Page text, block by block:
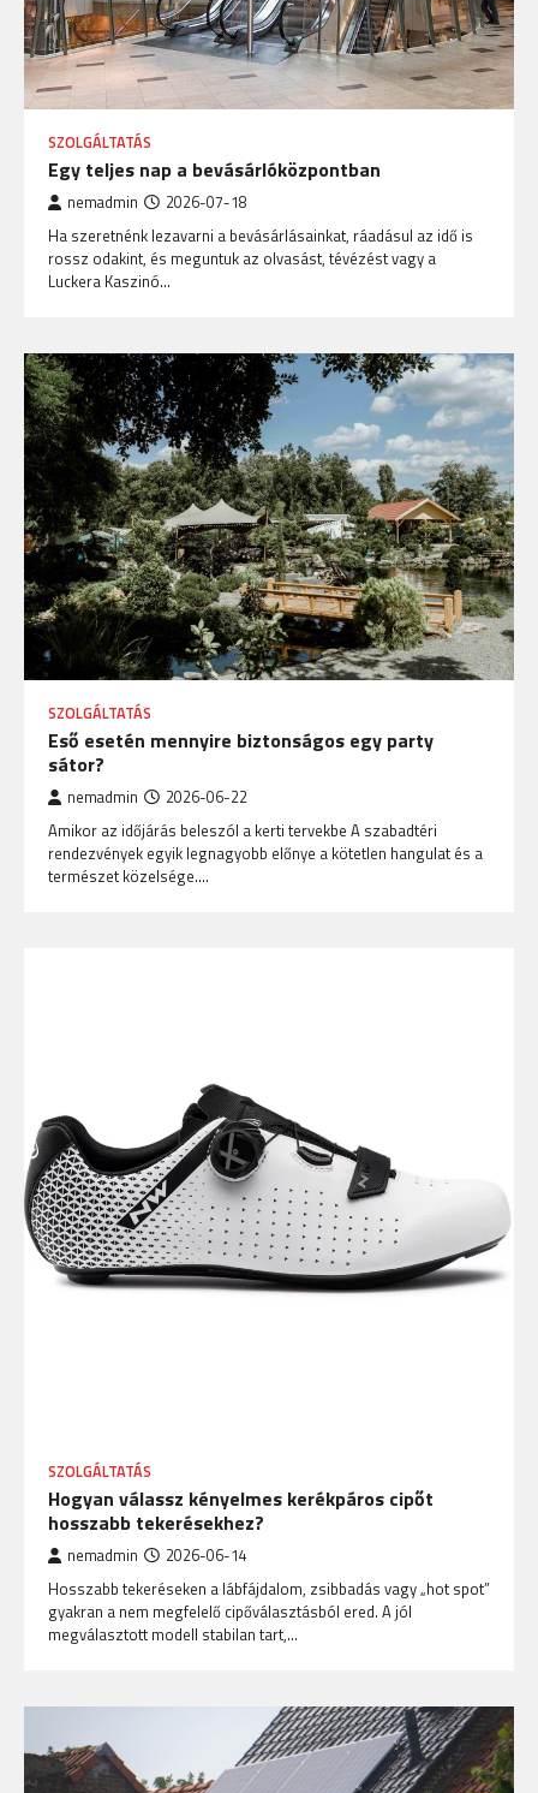
SZOLGÁLTATÁS
Egy teljes nap a bevásárlóközpontban
nemadmin 2026-07-18
Ha szeretnénk lezavarni a bevásárlásainkat, ráadásul az idő is
rossz odakint, és meguntuk az olvasást, tévézést vagy a
Luckera Kaszinó…
SZOLGÁLTATÁS
Eső esetén mennyire biztonságos egy party
sátor?
nemadmin 2026-06-22
Amikor az időjárás beleszól a kerti tervekbe A szabadtéri
rendezvények egyik legnagyobb előnye a kötetlen hangulat és a
természet közelsége.…
SZOLGÁLTATÁS
Hogyan válassz kényelmes kerékpáros cipőt
hosszabb tekerésekhez?
nemadmin 2026-06-14
Hosszabb tekeréseken a lábfájdalom, zsibbadás vagy „hot spot”
gyakran a nem megfelelő cipőválasztásból ered. A jól
megválasztott modell stabilan tart,…